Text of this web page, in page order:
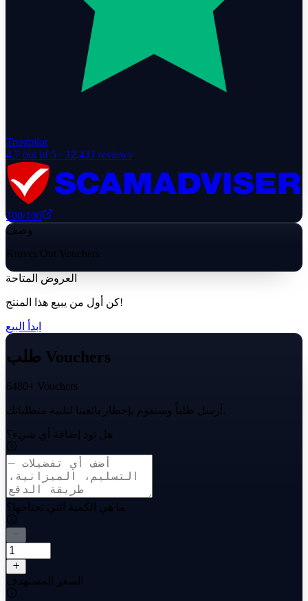
Trustpilot
4.7 out of 5 · 12,431 reviews
100/100
وصف
Knives Out Vouchers
العروض المتاحة
كن أول من يبيع هذا المنتج!
ابدأ البيع
طلب Vouchers
6480+ Vouchers
أرسل طلباً وسنقوم بإخطار بائعينا لتلبية متطلباتك.
هل تود إضافة أي شيء؟
ما هي الكمية التي تحتاجها؟
السعر المستهدف